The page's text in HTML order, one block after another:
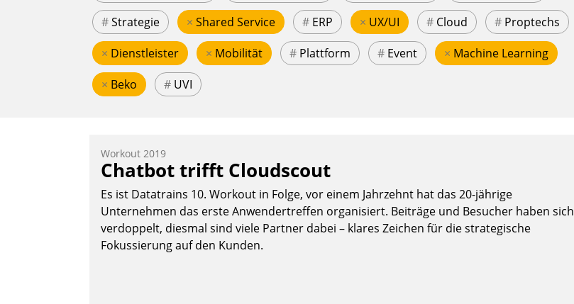
#Strategie × Shared Service # ERP × UX/UI # Cloud # Proptechs
× Dienstleister × Mobilität # Plattform # Event × Machine Learning
× Beko # UVI
Workout 2019
Chatbot trifft Cloudscout
Es ist Datatrains 10. Workout in Folge, vor einem Jahrzehnt hat das 20-jährige
Unternehmen das erste Anwendertreffen organisiert. Beiträge und Besucher haben sich
verdoppelt, diesmal sind viele Partner dabei – klares Zeichen für die strategische
Fokussierung auf den Kunden.